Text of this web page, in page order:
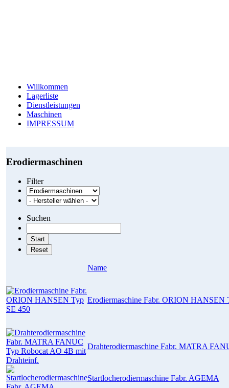
Willkommen
Lagerliste
Dienstleistungen
Maschinen
IMPRESSUM
Erodiermaschinen
Filter
Suchen
Name
Erodiermaschine Fabr. ORION HANSEN
Drahterodiermaschine Fabr. MATRA
Startlocherodiermaschine Fabr. AGEMA